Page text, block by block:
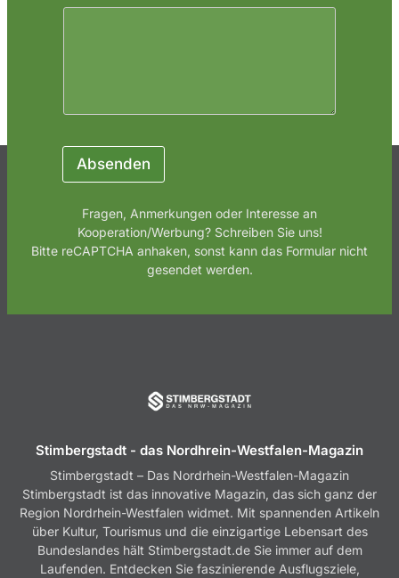
Absenden
Fragen, Anmerkungen oder Interesse an
Kooperation/Werbung? Schreiben Sie uns!
Bitte reCAPTCHA anhaken, sonst kann das Formular nicht
gesendet werden.
Stimbergstadt - das Nordhrein-Westfalen-Magazin
Stimbergstadt – Das Nordrhein-Westfalen-Magazin
Stimbergstadt ist das innovative Magazin, das sich ganz der
Region Nordrhein-Westfalen widmet. Mit spannenden Artikeln
über Kultur, Tourismus und die einzigartige Lebensart des
Bundeslandes hält Stimbergstadt.de Sie immer auf dem
Laufenden. Entdecken Sie faszinierende Ausflugsziele,